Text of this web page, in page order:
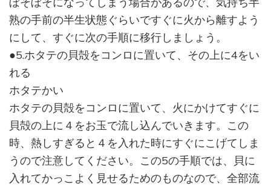
熟の手前の半生状態ぐらいですぐに火から離すよう
にして、すぐに次の手順に移行しましょう。
●5.ホタテの貝殻をコンロに置いて、その上に4をい
れる
ホタテかい
ホタテの貝殻をコンロに置いて、火にかけてすぐに
貝殻の上に４をお玉で流し込んでいきます。この
時、熱しすぎると４を入れた時にすぐにこげてしま
うので注意してください。この5の手順では、貝に
入れてかっこよく見せるためのものなので、全部流